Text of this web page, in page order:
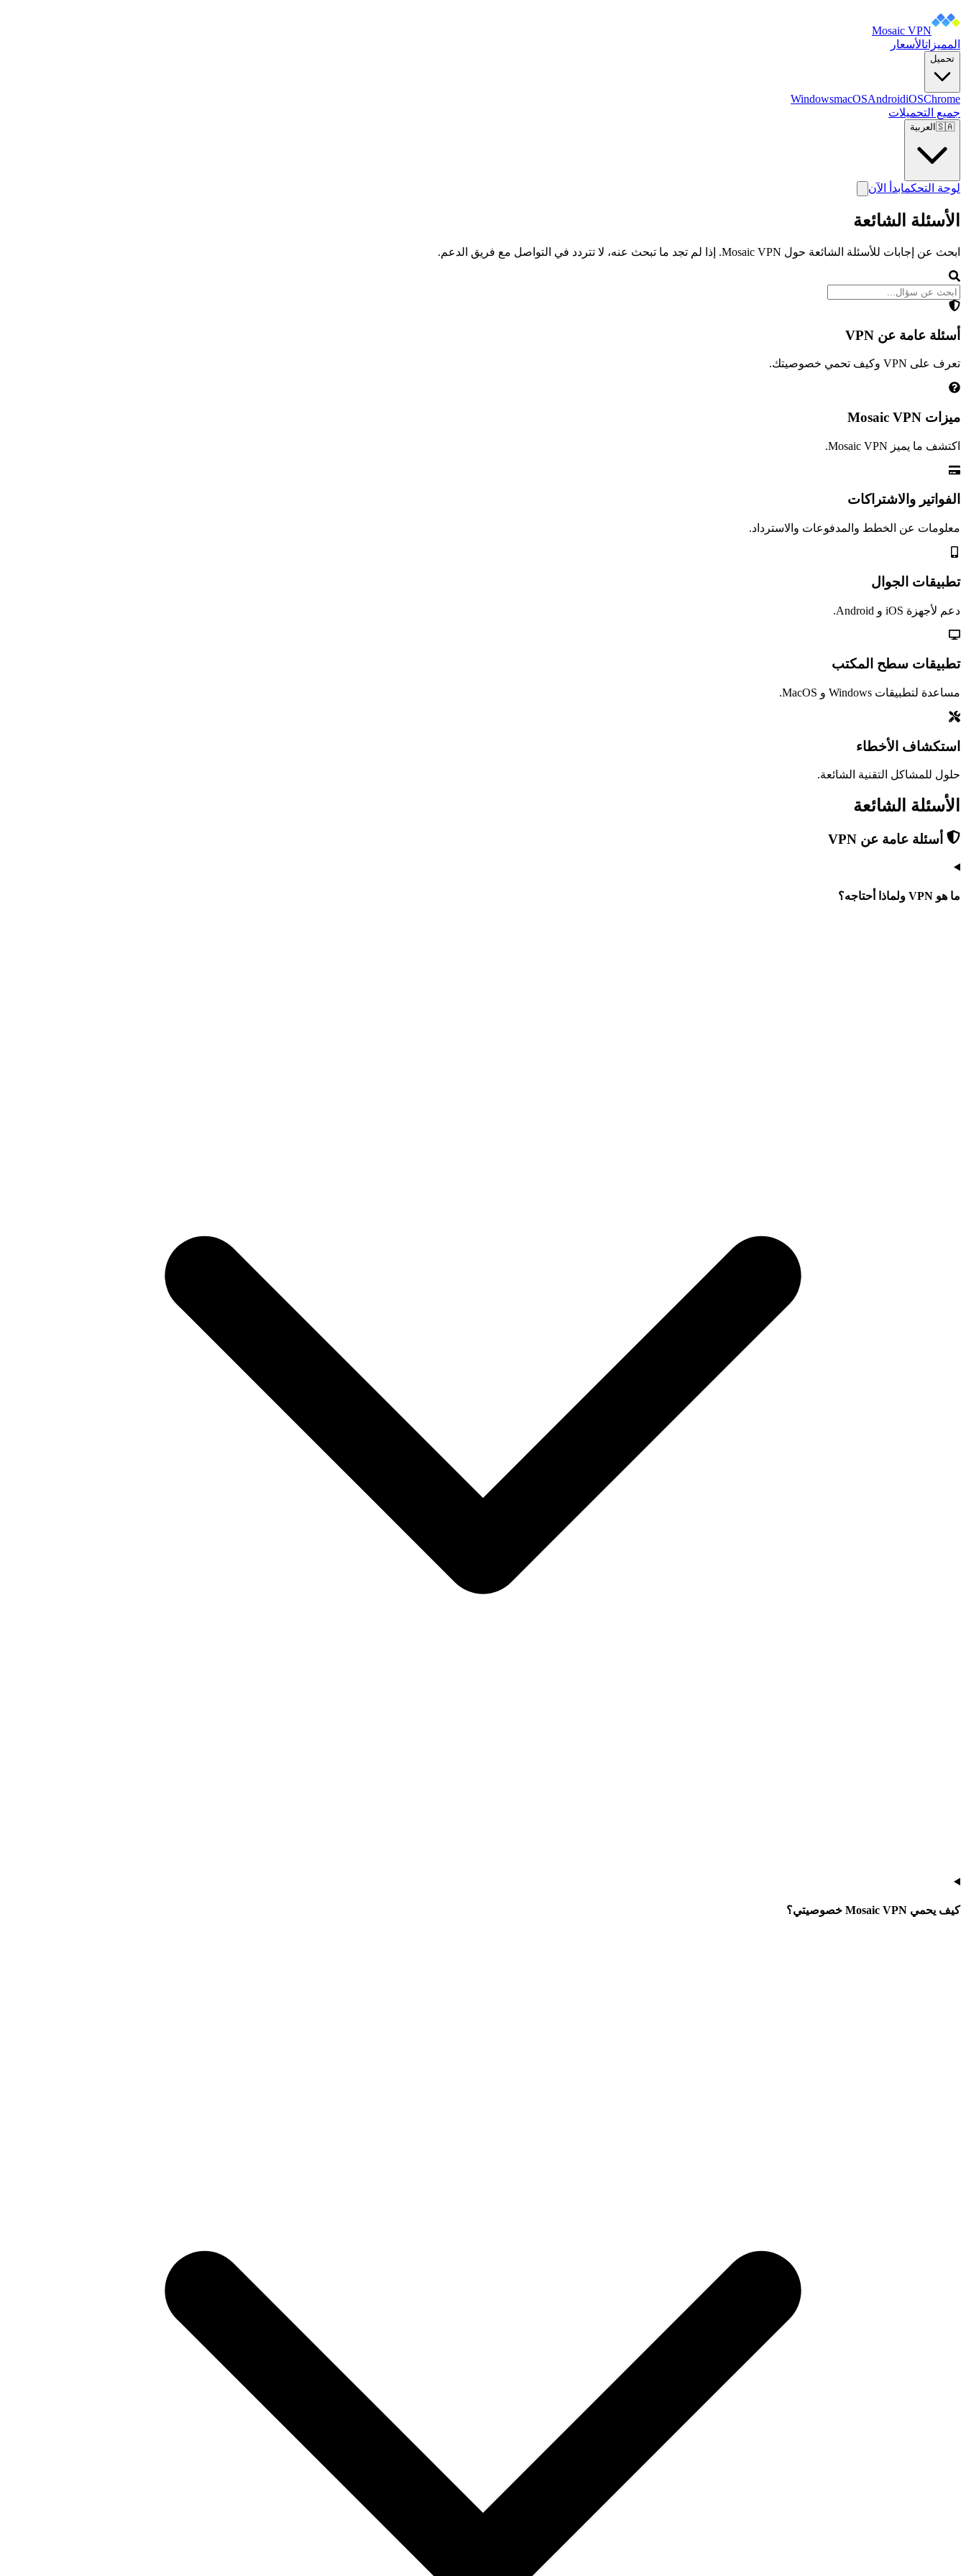
Mosaic VPN
المميزاتالأسعار
تحميل
WindowsmacOSAndroidiOSChrome
جميع التحميلات
🇸🇦 العربية
لوحة التحكمابدأ الآن
الأسئلة الشائعة
ابحث عن إجابات للأسئلة الشائعة حول Mosaic VPN. إذا لم تجد ما تبحث عنه، لا تتردد في التواصل مع فريق الدعم.
أسئلة عامة عن VPN
تعرف على VPN وكيف تحمي خصوصيتك.
ميزات Mosaic VPN
اكتشف ما يميز Mosaic VPN.
الفواتير والاشتراكات
معلومات عن الخطط والمدفوعات والاسترداد.
تطبيقات الجوال
دعم لأجهزة iOS و Android.
تطبيقات سطح المكتب
مساعدة لتطبيقات Windows و MacOS.
استكشاف الأخطاء
حلول للمشاكل التقنية الشائعة.
الأسئلة الشائعة
أسئلة عامة عن VPN
ما هو VPN ولماذا أحتاجه؟
كيف يحمي Mosaic VPN خصوصيتي؟